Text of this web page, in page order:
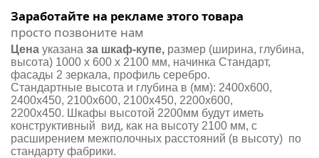
Заработайте на рекламе этого товара
просто позвоните нам
Цена указана за шкаф-купе, размер (ширина, глубина,
высота) 1000 х 600 х 2100 мм, начинка Стандарт,
фасады 2 зеркала, профиль серебро.
Стандартные высота и глубина в (мм): 2400х600,
2400х450, 2100х600, 2100х450, 2200х600,
2200х450. Шкафы высотой 2200мм будут иметь
конструктивный вид, как на высоту 2100 мм, с
расширением межполочных расстояний (в высоту) по
стандарту фабрики.